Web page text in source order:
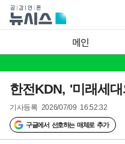
메인
한전KDN, '미래세
기사등록 2026/07/09 16:52:32
구글에서 선호하는 매체로 추가